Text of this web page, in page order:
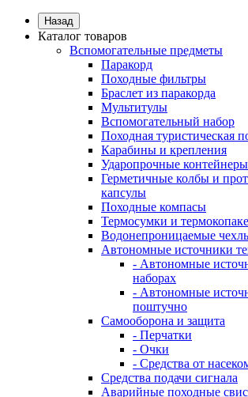
Назад
Каталог товаров
Вспомогательные предметы
Паракорд
Походные фильтры
Браслет из паракорда
Мультитулы
Вспомогательный набор
Походная туристическая
Карабины и крепления
Ударопрочные
Герметичные колбы и
капсулы
Походные компасы
Термосумки и
Водонепроницаемые
Автономные источники
- Автономные
наборах
- Автономные
поштучно
Самооборона и защита
- Перчатки
- Очки
- Средства от
Средства подачи сигнала
Аварийные походные